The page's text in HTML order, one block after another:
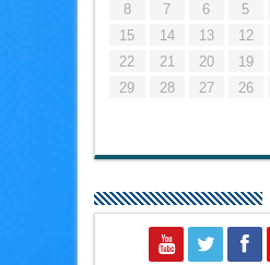
5
6
7
8
12
13
14
15
19
20
21
22
26
27
28
29